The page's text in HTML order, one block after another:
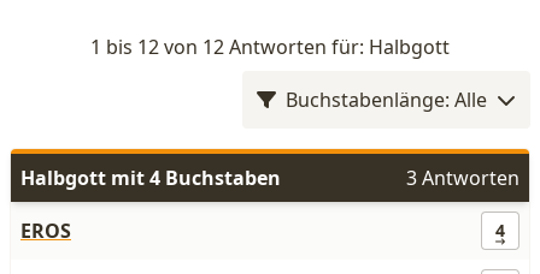
1 bis 12 von 12 Antworten für: Halbgott
Buchstabenlänge: Alle
Halbgott mit 4 Buchstaben
3 Antworten
EROS
4